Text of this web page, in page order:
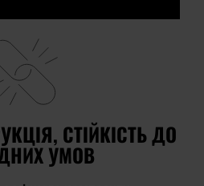
СТІЙКІСТЬ ДО
УМОВ